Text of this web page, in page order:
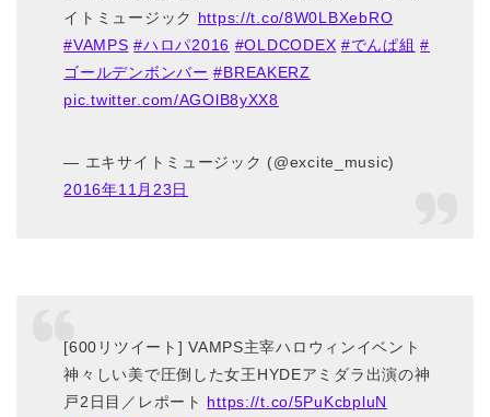
イトミュージック https://t.co/8W0LBXebRO
#VAMPS #ハロパ2016 #OLDCODEX #でんぱ組 #
ゴールデンボンバー #BREAKERZ
pic.twitter.com/AGOlB8yXX8
— エキサイトミュージック (@excite_music)
2016年11月23日
[600リツイート] VAMPS主宰ハロウィンイベント
神々しい美で圧倒した女王HYDEアミダラ出演の神
戸2日目／レポート https://t.co/5PuKcbpluN